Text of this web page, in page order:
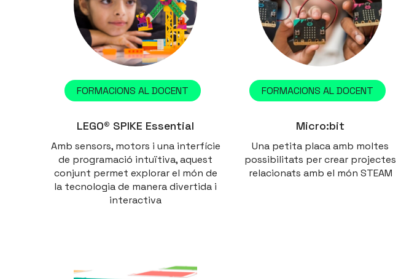
FORMACIONS AL DOCENT
LEGO® SPIKE Essential
Amb sensors, motors i una interfície
de programació intuïtiva, aquest
conjunt permet explorar el món de
la tecnologia de manera divertida i
interactiva
FORMACIONS AL DOCENT
Micro:bit
Una petita placa amb moltes
possibilitats per crear projectes
relacionats amb el món STEAM